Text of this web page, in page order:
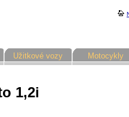
Užitkové vozy Motocykly
1,2i